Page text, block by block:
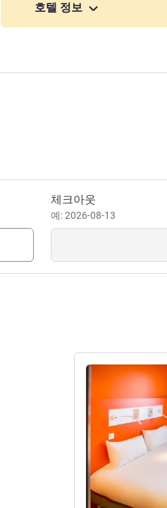
Sébastien Courbon 호텔 관리
호텔 정보
체크아웃
예: 2026-08-13
세부 정보 보기